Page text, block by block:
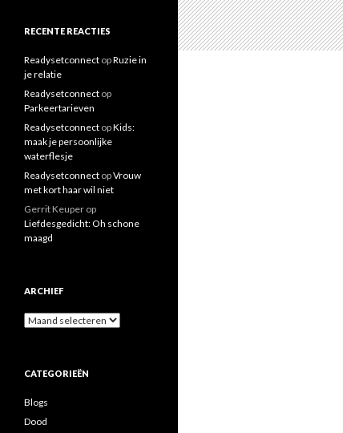
RECENTE REACTIES
Readysetconnect opRuzie in
je relatie
Readysetconnect op
Parkeertarieven
Readysetconnect opKids:
maak je persoonlijke
waterflesje
Readysetconnect opVrouw
met kort haar wil niet
Gerrit Keuper op
Liefdesgedicht: Oh schone
maagd
ARCHIEF
A
i
f
CATEGORIEËN
Blogs
Dood